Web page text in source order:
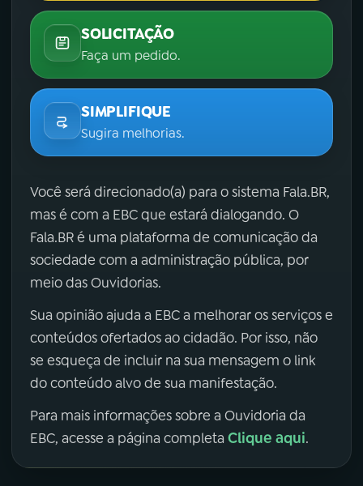
SOLICITAÇÃO
Faça um pedido.
SIMPLIFIQUE
Sugira melhorias.
Você será direcionado(a) para o sistema Fala.BR,
mas é com a EBC que estará dialogando. O
Fala.BR é uma plataforma de comunicação da
sociedade com a administração pública, por
meio das Ouvidorias.
Sua opinião ajuda a EBC a melhorar os serviços e
conteúdos ofertados ao cidadão. Por isso, não
se esqueça de incluir na sua mensagem o link
do conteúdo alvo de sua manifestação.
Para mais informações sobre a Ouvidoria da
EBC, acesse a página completa Clique aqui.